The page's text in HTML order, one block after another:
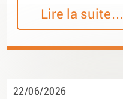
Lire la suite…
22/06/2026